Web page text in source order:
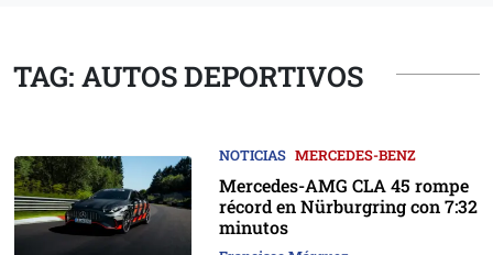
TAG: AUTOS DEPORTIVOS
NOTICIAS MERCEDES-BENZ
Mercedes-AMG CLA 45 rompe
récord en Nürburgring con 7:32
minutos